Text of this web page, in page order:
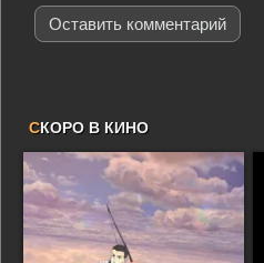
Оставить комментарий
СКОРО В КИНО